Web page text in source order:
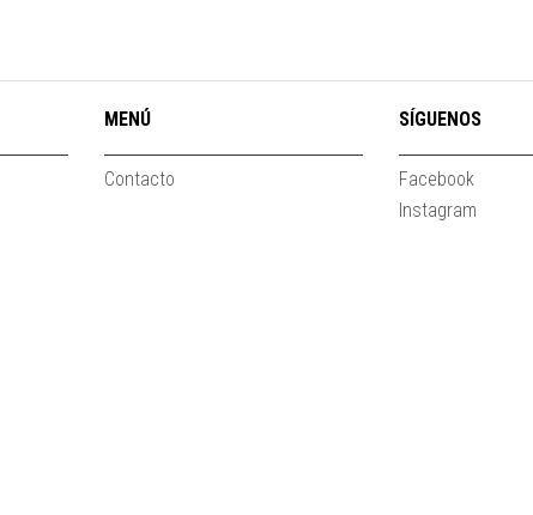
MENÚ
Contacto
SÍGUENOS
Facebook
Instagram